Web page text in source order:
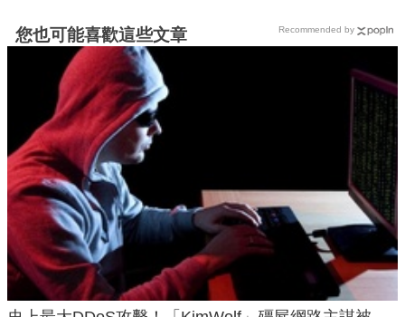
您也可能喜歡這些文章 Recommended by